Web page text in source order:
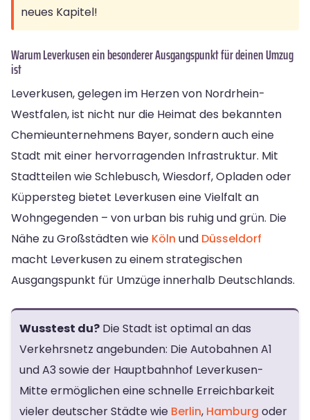
neues Kapitel!
Warum Leverkusen ein besonderer Ausgangspunkt für deinen Umzug
ist
Leverkusen, gelegen im Herzen von Nordrhein-
Westfalen, ist nicht nur die Heimat des bekannten
Chemieunternehmens Bayer, sondern auch eine
Stadt mit einer hervorragenden Infrastruktur. Mit
Stadtteilen wie Schlebusch, Wiesdorf, Opladen oder
Küppersteg bietet Leverkusen eine Vielfalt an
Wohngegenden – von urban bis ruhig und grün. Die
Nähe zu Großstädten wie Köln und Düsseldorf
macht Leverkusen zu einem strategischen
Ausgangspunkt für Umzüge innerhalb Deutschlands.
Wusstest du? Die Stadt ist optimal an das
Verkehrsnetz angebunden: Die Autobahnen A1
und A3 sowie der Hauptbahnhof Leverkusen-
Mitte ermöglichen eine schnelle Erreichbarkeit
vieler deutscher Städte wie Berlin, Hamburg oder